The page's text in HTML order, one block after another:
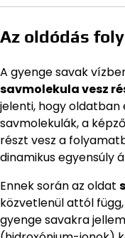
Az oldódás
A gyenge savak
savmolekula vesz
jelenti, hogy oldatban
savmolekulák, a
részt vesz a
dinamikus egyensúly
Ennek során az oldat
közvetlenül attól
gyenge savakra